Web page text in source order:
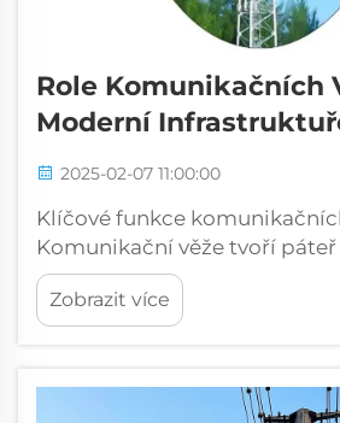
Role Komunikačních
Moderní
2025-02-07 11:00:00
Klíčové funkce
Komunikační věže tvoří
telekomunikačních systémů
řadu důležitých funkcí. V
udržovat naše mobily
infrastrukturách...
Zobrazit více